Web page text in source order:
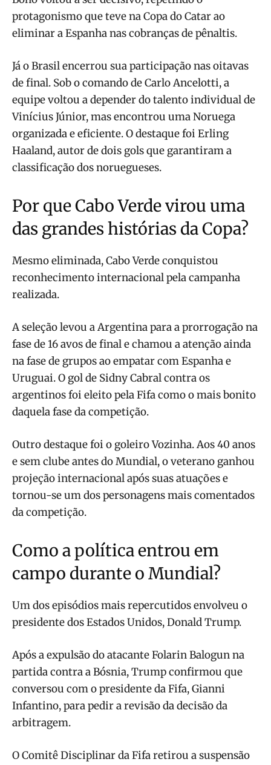
protagonismo que teve na Copa do Catar ao
eliminar a Espanha nas cobranças de pênaltis.
Já o Brasil encerrou sua participação nas oitavas
de final. Sob o comando de Carlo Ancelotti, a
equipe voltou a depender do talento individual de
Vinícius Júnior, mas encontrou uma Noruega
organizada e eficiente. O destaque foi Erling
Haaland, autor de dois gols que garantiram a
classificação dos noruegueses.
Por que Cabo Verde virou uma
das grandes histórias da Copa?
Mesmo eliminada, Cabo Verde conquistou
reconhecimento internacional pela campanha
realizada.
A seleção levou a Argentina para a prorrogação na
fase de 16 avos de final e chamou a atenção ainda
na fase de grupos ao empatar com Espanha e
Uruguai. O gol de Sidny Cabral contra os
argentinos foi eleito pela Fifa como o mais bonito
daquela fase da competição.
Outro destaque foi o goleiro Vozinha. Aos 40 anos
e sem clube antes do Mundial, o veterano ganhou
projeção internacional após suas atuações e
tornou-se um dos personagens mais comentados
da competição.
Como a política entrou em
campo durante o Mundial?
Um dos episódios mais repercutidos envolveu o
presidente dos Estados Unidos, Donald Trump.
Após a expulsão do atacante Folarin Balogun na
partida contra a Bósnia, Trump confirmou que
conversou com o presidente da Fifa, Gianni
Infantino, para pedir a revisão da decisão da
arbitragem.
O Comitê Disciplinar da Fifa retirou a suspensão